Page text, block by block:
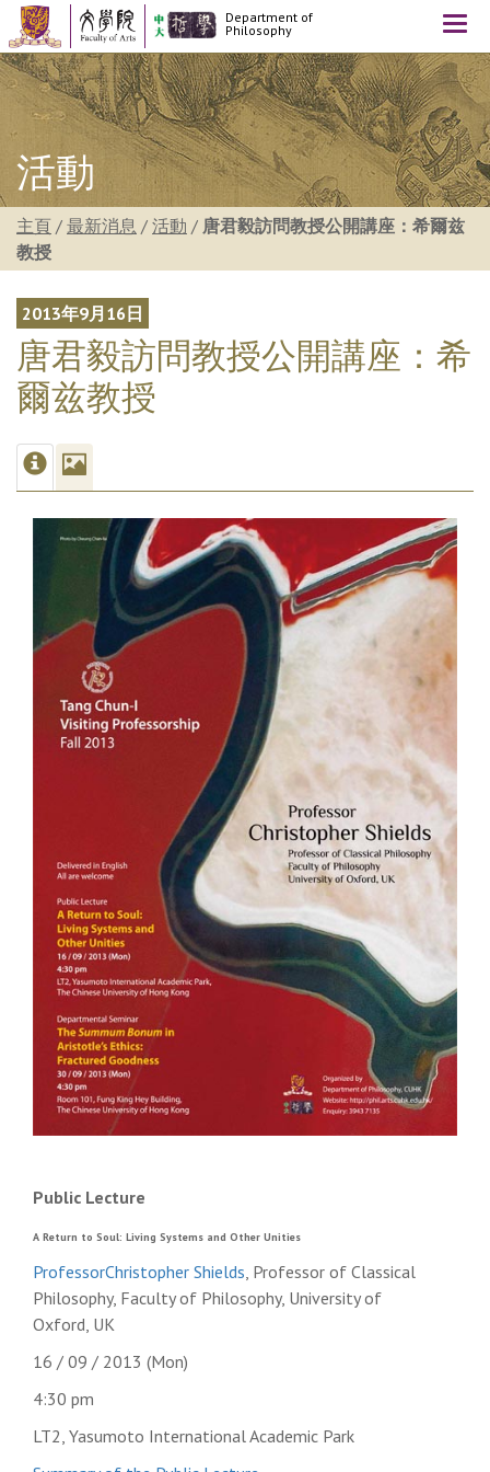
Department of
Philosophy
活動
主頁 / 最新消息 / 活動 / 唐君毅訪問教授公開講座：希爾兹
教授
2013年9月16日
唐君毅訪問教授公開講座：希
爾兹教授
Public Lecture
A Return to Soul: Living Systems and Other Unities
ProfessorChristopher Shields, Professor of Classical
Philosophy, Faculty of Philosophy, University of
Oxford, UK
16 / 09 / 2013 (Mon)
4:30 pm
LT2, Yasumoto InternationalAcademic Park